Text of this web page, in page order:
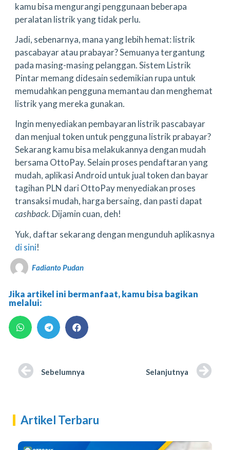
kamu bisa mengurangi penggunaan beberapa
peralatan listrik yang tidak perlu.
Jadi, sebenarnya, mana yang lebih hemat: listrik
pascabayar atau prabayar? Semuanya tergantung
pada masing-masing pelanggan. Sistem Listrik
Pintar memang didesain sedemikian rupa untuk
memudahkan pengguna memantau dan menghemat
listrik yang mereka gunakan.
Ingin menyediakan pembayaran listrik pascabayar
dan menjual token untuk pengguna listrik prabayar?
Sekarang kamu bisa melakukannya dengan mudah
bersama OttoPay. Selain proses pendaftaran yang
mudah, aplikasi Android untuk jual token dan bayar
tagihan PLN dari OttoPay menyediakan proses
transaksi mudah, harga bersaing, dan pasti dapat
cashback. Dijamin cuan, deh!
Yuk, daftar sekarang dengan mengunduh aplikasnya
di sini!
Fadianto Pudan
Jika artikel ini bermanfaat, kamu bisa bagikan
melalui:
Sebelumnya Selanjutnya
Artikel Terbaru